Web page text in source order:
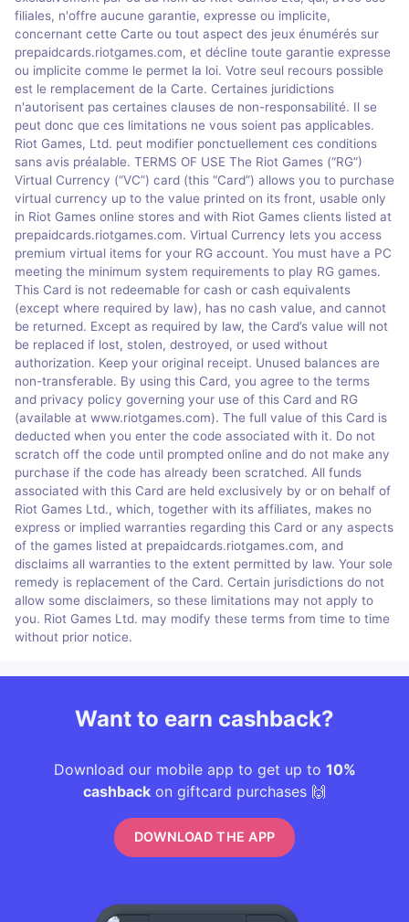
filiales, n'offre aucune garantie, expresse ou implicite,
concernant cette Carte ou tout aspect des jeux énumérés sur
prepaidcards.riotgames.com, et décline toute garantie expresse
ou implicite comme le permet la loi. Votre seul recours possible
est le remplacement de la Carte. Certaines juridictions
n'autorisent pas certaines clauses de non-responsabilité. Il se
peut donc que ces limitations ne vous soient pas applicables.
Riot Games, Ltd. peut modifier ponctuellement ces conditions
sans avis préalable. TERMS OF USE The Riot Games (“RG”)
Virtual Currency (“VC”) card (this “Card”) allows you to purchase
virtual currency up to the value printed on its front, usable only
in Riot Games online stores and with Riot Games clients listed at
prepaidcards.riotgames.com. Virtual Currency lets you access
premium virtual items for your RG account. You must have a PC
meeting the minimum system requirements to play RG games.
This Card is not redeemable for cash or cash equivalents
(except where required by law), has no cash value, and cannot
be returned. Except as required by law, the Card’s value will not
be replaced if lost, stolen, destroyed, or used without
authorization. Keep your original receipt. Unused balances are
non-transferable. By using this Card, you agree to the terms
and privacy policy governing your use of this Card and RG
(available at www.riotgames.com). The full value of this Card is
deducted when you enter the code associated with it. Do not
scratch off the code until prompted online and do not make any
purchase if the code has already been scratched. All funds
associated with this Card are held exclusively by or on behalf of
Riot Games Ltd., which, together with its affiliates, makes no
express or implied warranties regarding this Card or any aspects
of the games listed at prepaidcards.riotgames.com, and
disclaims all warranties to the extent permitted by law. Your sole
remedy is replacement of the Card. Certain jurisdictions do not
allow some disclaimers, so these limitations may not apply to
you. Riot Games Ltd. may modify these terms from time to time
without prior notice.
Want to earn cashback?
Download our mobile app to get up to 10%
cashback on giftcard purchases 🙌
DOWNLOAD THE APP